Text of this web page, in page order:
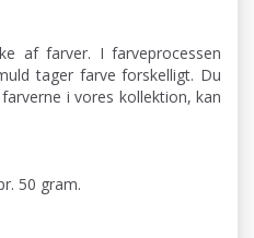
af farver. I farveprocessen
tager farve forskelligt. Du
i vores kollektion, kan
50 gram.